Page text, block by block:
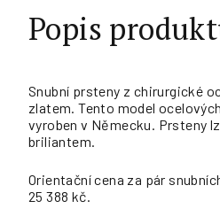
Popis
Snubní prsteny z chirurgické
zlatem. Tento model
vyroben v Německu. Prsteny
briliantem.
Orientační cena za pár
25 388 kč.